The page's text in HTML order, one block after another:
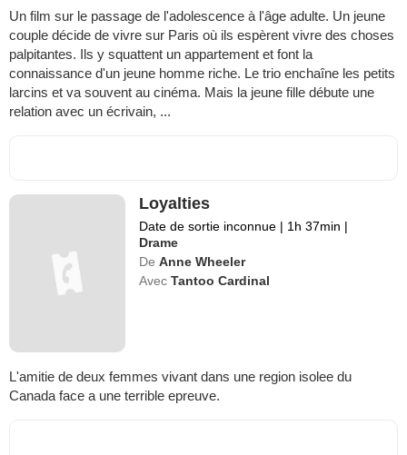
Un film sur le passage de l'adolescence à l'âge adulte. Un jeune
couple décide de vivre sur Paris où ils espèrent vivre des choses
palpitantes. Ils y squattent un appartement et font la
connaissance d'un jeune homme riche. Le trio enchaîne les petits
larcins et va souvent au cinéma. Mais la jeune fille débute une
relation avec un écrivain, ...
Loyalties
Date de sortie inconnue | 1h 37min |
Drame
De Anne Wheeler
Avec Tantoo Cardinal
L'amitie de deux femmes vivant dans une region isolee du
Canada face a une terrible epreuve.